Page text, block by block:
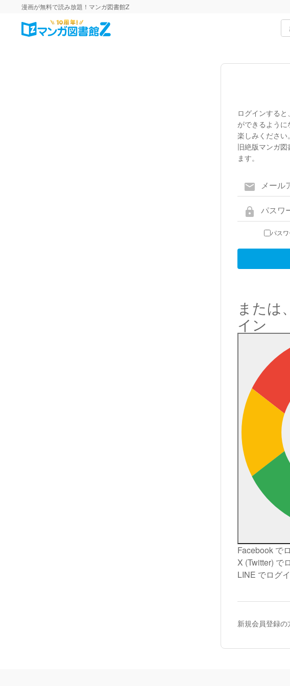
漫画が無料で読み放題！マンガ図書館Z
ログインする
ができるよう
楽しみください。
旧絶版マンガ
ます。
mail
lock
パス
または
イン
Facebook で
X (Twitter) で
LINE でログ
新規会員登録の